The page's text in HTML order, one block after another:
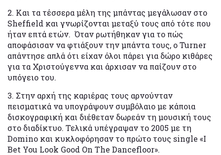
2. Και τα τέσσερα μέλη της μπάντας μεγάλωσαν στο
Sheffield και γνωρίζονται μεταξύ τους από τότε που
ήταν επτά ετών. Όταν ρωτήθηκαν για το πώς
αποφάσισαν να φτιάξουν την μπάντα τους, ο Turner
απάντησε απλά ότι είχαν όλοι πάρει για δώρο κιθάρες
για τα Χριστούγεννα και άρχισαν να παίζουν στο
υπόγειο του.
3. Στην αρχή της καριέρας τους αρνούνταν
πεισματικά να υπογράψουν συμβόλαιο με κάποια
δισκογραφική και διέθεταν δωρεάν τη μουσική τους
στο διαδίκτυο. Τελικά υπέγραψαν το 2005 με τη
Domino και κυκλοφόρησαν το πρώτο τους single «I
Bet You Look Good On The Dancefloor».